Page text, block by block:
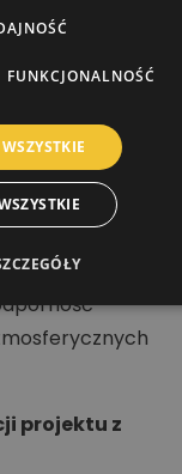
dachów,
wykonywania
dla klientów
blaszanych
oraz
stali,
projektu z
FUNKCJONALNOŚĆ